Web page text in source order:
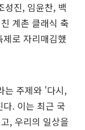
성진, 임윤찬, 백
계촌 클래식 축
로 자리매김했
주제와 '다시,
. 이는 최근 국
, 우리의 일상을